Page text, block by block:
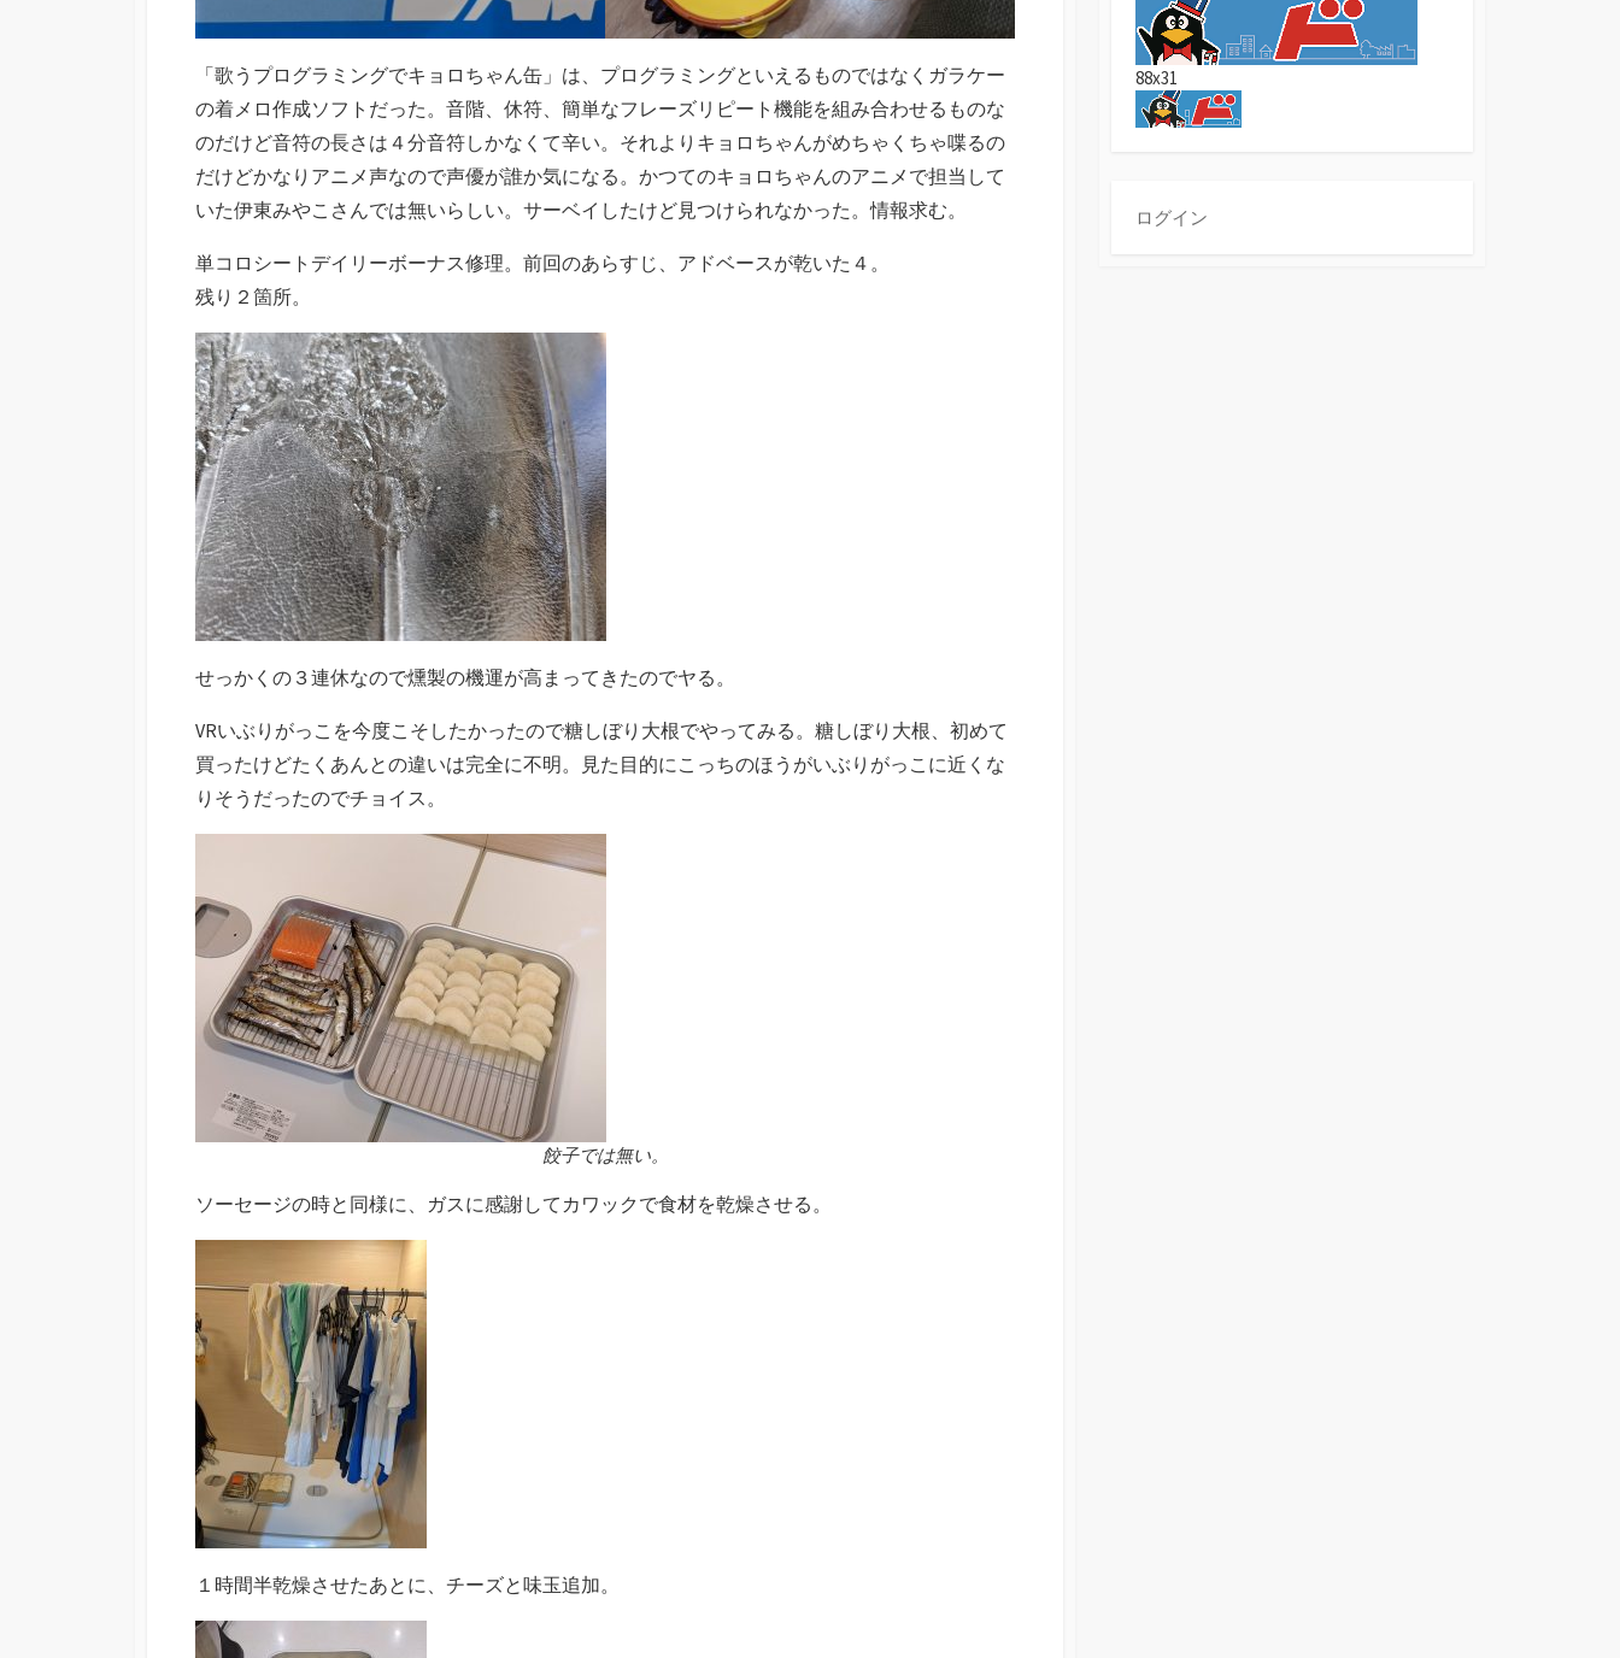
「歌うプログラミングでキョロちゃん缶」は、プログラミングといえるものではなくガラケー
の着メロ作成ソフトだった。音階、休符、簡単なフレーズリピート機能を組み合わせるものな
のだけど音符の長さは４分音符しかなくて辛い。それよりキョロちゃんがめちゃくちゃ喋るの
だけどかなりアニメ声なので声優が誰か気になる。かつてのキョロちゃんのアニメで担当して
いた伊東みやこさんでは無いらしい。サーベイしたけど見つけられなかった。情報求む。
単コロシートデイリーボーナス修理。前回のあらすじ、アドベースが乾いた４。
残り２箇所。
せっかくの３連休なので燻製の機運が高まってきたのでヤる。
VRいぶりがっこを今度こそしたかったので糖しぼり大根でやってみる。糖しぼり大根、初めて
買ったけどたくあんとの違いは完全に不明。見た目的にこっちのほうがいぶりがっこに近くな
りそうだったのでチョイス。
餃子では無い。
ソーセージの時と同様に、ガスに感謝してカワックで食材を乾燥させる。
１時間半乾燥させたあとに、チーズと味玉追加。
88x31
ログイン